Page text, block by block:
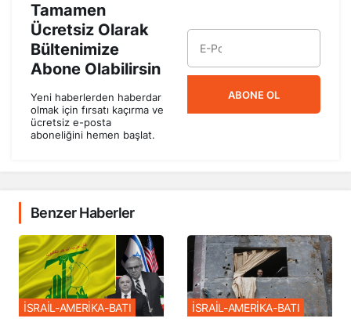
Tamamen
Ücretsiz Olarak
Bültenimize
Abone Olabilirsin
Yeni haberlerden haberdar
olmak için fırsatı kaçırma ve
ücretsiz e-posta
aboneliğini hemen başlat.
ABONE OL
Benzer Haberler
İSRAİL-AMERİKA-BATI İSRAİL-AMERİKA-BATI